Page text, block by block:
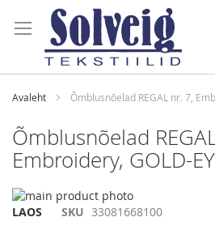
to
Content
Avaleht Õmblusnõelad REGAL nr. 7,
Õmblusnõelad
Embroidery, GOLD-
Skip
to
Skip
LAOS SKU 33081668100